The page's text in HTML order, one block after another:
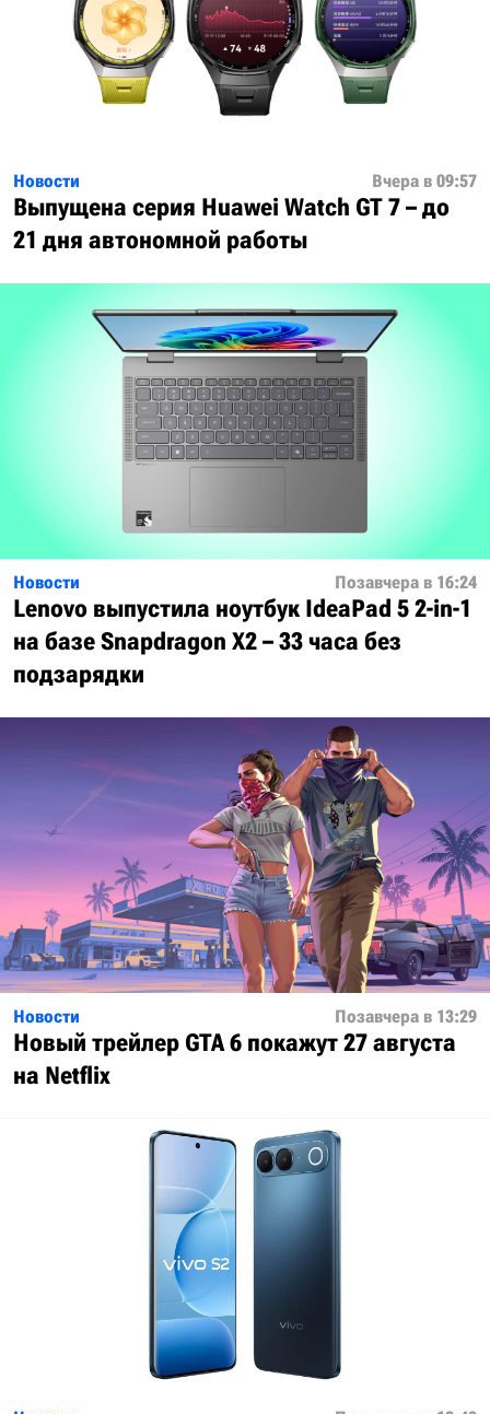
Новости Вчера в 09:57
Выпущена серия Huawei Watch GT 7 – до
21 дня автономной работы
Новости Позавчера в 16:24
Lenovo выпустила ноутбук IdeaPad 5 2-in-1
на базе Snapdragon X2 – 33 часа без
подзарядки
Новости Позавчера в 13:29
Новый трейлер GTA 6 покажут 27 августа
на Netflix